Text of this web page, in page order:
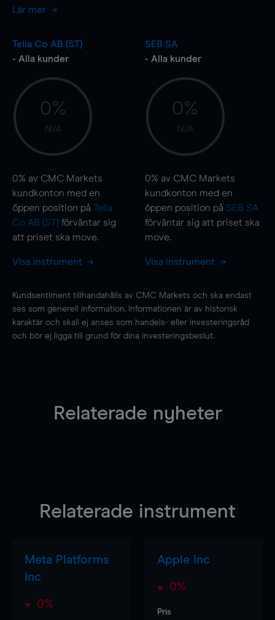
Lär mer
Telia Co AB (ST)
- Alla kunder
0%
N/A
0% av CMC Markets
kundkonton med en
öppen position på Telia
Co AB (ST) förväntar sig
att priset ska move.
Visa instrument
SEB SA
- Alla kunder
0%
N/A
0% av CMC Markets
kundkonton med en
öppen position på SEB SA
förväntar sig att priset ska
move.
Visa instrument
Kundsentiment tillhandahålls av CMC Markets och ska endast
ses som generell information. Informationen är av historisk
karaktär och skall ej anses som handels- eller investeringsråd
och bör ej ligga till grund för dina investeringsbeslut.
Relaterade nyheter
Relaterade instrument
Meta Platforms
Inc
0%
Apple Inc
0%
Pris